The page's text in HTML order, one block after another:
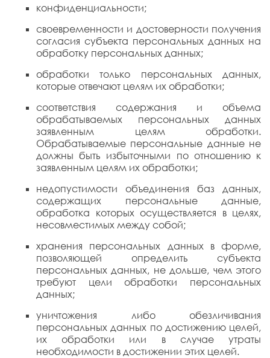
конфиденциальности;
своевременности и достоверности получения
согласия субъекта персональных данных на
обработку персональных данных;
обработки только персональных данных,
которые отвечают целям их обработки;
соответствия содержания и объема
обрабатываемых персональных данных
заявленным целям обработки.
Обрабатываемые персональные данные не
должны быть избыточными по отношению к
заявленным целям их обработки;
недопустимости объединения баз данных,
содержащих персональные данные,
обработка которых осуществляется в целях,
несовместимых между собой;
хранения персональных данных в форме,
позволяющей определить субъекта
персональных данных, не дольше, чем этого
требуют цели обработки персональных
данных;
уничтожения либо обезличивания
персональных данных по достижению целей,
их обработки или в случае утраты
необходимости в достижении этих целей.